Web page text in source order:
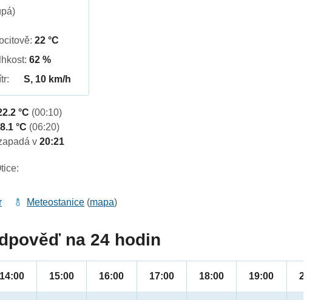
22 °C
62 %
S, 10 km/h
°C (00:10)
°C (06:20)
v20:21
Meteostanice (mapa)
na 24 hodin
14:00 15:00 16:00 17:00 18:00 19:00 20:00